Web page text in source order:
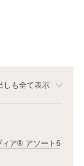
しも全て表示
ィア® アソート6